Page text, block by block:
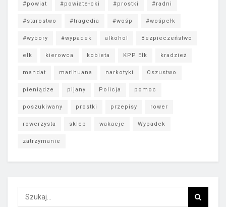
#powiat #powiatełcki #prostki #radni
#starostwo #tragedia #wośp #wośpełk
#wybory #wypadek alkohol Bezpieczeństwo
ełk kierowca kobieta KPP Ełk kradzież
mandat marihuana narkotyki Oszustwo
pieniądze pijany Policja pomoc
poszukiwany prostki przepisy rower
rowerzysta sklep wakacje Wypadek
zatrzymanie